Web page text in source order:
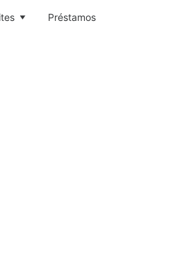
Préstamos